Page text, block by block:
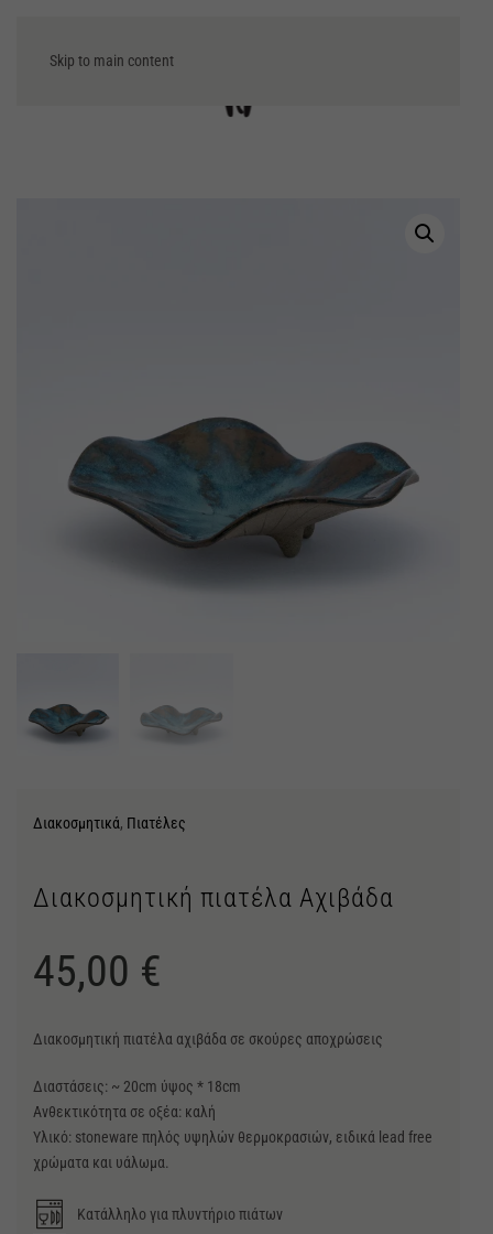
Skip to main content
Διακοσμητικά, Πιατέλες
Διακοσμητική πιατέλα Αχιβάδα
45,00 €
Διακοσμητική πιατέλα αχιβάδα σε σκούρες αποχρώσεις
Διαστάσεις: ~ 20cm ύψος * 18cm
Ανθεκτικότητα σε οξέα: καλή
Υλικό: stoneware πηλός υψηλών θερμοκρασιών, ειδικά lead free
χρώματα και υάλωμα.
Κατάλληλο για πλυντήριο πιάτων